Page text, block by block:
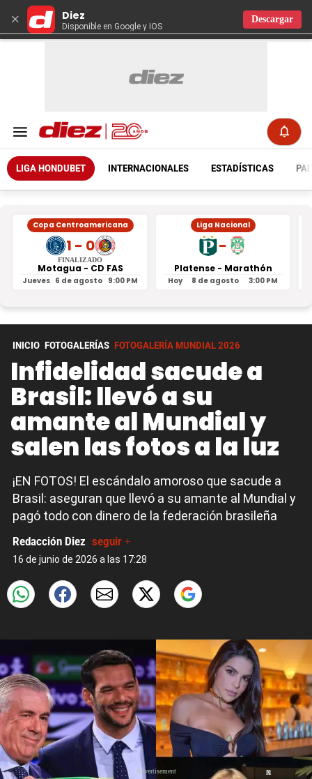
× Diez
Disponible en Google y IOS
Descargar
LIGA HONDUBET INTERNACIONALES ESTADÍSTICAS
Copa Centroamericana
1 - 0
FINALIZADO
Motagua - CD FAS
Jueves 6 de agosto 9:00 PM
Liga Nacional
-
Platense - Marathón
Hoy 8 de agosto 3:00 PM
INICIO FOTOGALERÍAS FOTOGALERÍA MUNDIAL 2026
Infidelidad sacude a
Brasil: llevó a su
amante al Mundial y
salen las fotos a la luz
¡EN FOTOS! El escándalo amoroso que sacude a
Brasil: aseguran que llevó a su amante al Mundial y
pagó todo con dinero de la federación brasileña
Redacción Diez seguir +
16 de junio de 2026 a las 17:28
X